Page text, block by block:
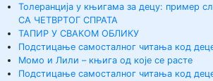
Толеранција у књигама за децу: пример
СА ЧЕТВРТОГ СПРАТА
ТАПИР У СВАКОМ ОБЛИКУ
Подстицање самосталног читања код
Момо и Лили – књига од које се расте
Подстицање самосталног читања код